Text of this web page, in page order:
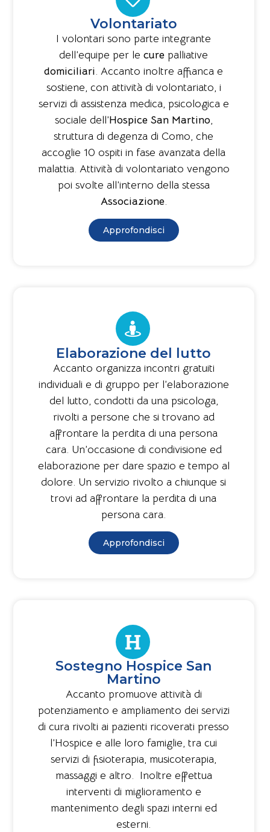
Volontariato
I volontari sono parte integrante
dell’equipe per lecure palliative
domiciliari. Accanto inoltre affianca e
sostiene, con attività di volontariato, i
servizi di assistenza medica, psicologica e
sociale dell’Hospice San Martino,
struttura di degenza di Como, che
accoglie 10 ospiti in fase avanzata della
malattia. Attività di volontariato vengono
poi svolte all’interno della stessa
Associazione.
Approfondisci
Elaborazione del lutto
Accanto organizza incontri gratuiti
individuali e di gruppo per l’elaborazione
del lutto, condotti da una psicologa,
rivolti a persone che si trovano ad
affrontare la perdita di una persona
cara. Un’occasione di condivisione ed
elaborazione per dare spazio e tempo al
dolore. Un servizio rivolto a chiunque si
trovi ad affrontare la perdita di una
persona cara.
Approfondisci
Sostegno Hospice San
Martino
Accanto promuove attività di
potenziamento e ampliamento dei servizi
di cura rivolti ai pazienti ricoverati presso
l’Hospice e alle loro famiglie, tra cui
servizi di fisioterapia, musicoterapia,
massaggi e altro. Inoltre effettua
interventi di miglioramento e
mantenimento degli spazi interni ed
esterni.